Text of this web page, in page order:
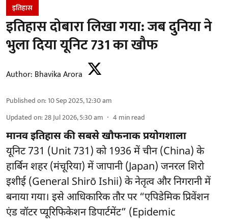
इतिहास
इतिहास दोबारा लिखा गया: जब दुनिया ने
भुला दिया यूनिट 731 का खौफ
Author: Bhavika Arora
Published on:10 Sep 2025, 12:30 am
Updated on:28 Jul 2026, 5:30 am 4 min read
मानव इतिहास की सबसे खौफनाक प्रयोगशाला
यूनिट 731 (Unit 731) को 1936 में चीन (China) के
हार्बिन शहर (मंचूरिया) में जापानी (Japan) जनरल शिरो
इशीई (General Shirō Ishii) के नेतृत्व और निगरानी में
बनाया गया। इसे आधिकारिक तौर पर “एपिडेमिक प्रिवेंशन
एंड वॉटर प्यूरिफिकेशन डिपार्टमेंट” (Epidemic